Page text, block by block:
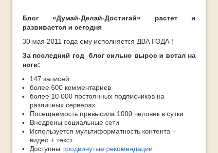
Платные Продукты
ТОП-10
Блог «Думай-Делай-Достигай» растет и
развивается и сегодня
30 мая 2011 года ему исполняется ДВА ГОДА !
За последний год блог сильно вырос и встал на
ноги:
147 записей
более 600 комментариев
более 10 000 постоянных подписчиков на
различных серверах
Посещаемость превысила 1000 человек в сутки
Внедрены социальные сети
Используется мультиформатность контента –
видео + текст
Доступны продвинутые рекомендации